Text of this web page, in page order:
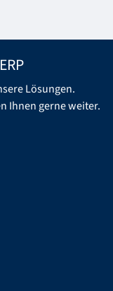
Lösungen.
Ihnen gerne weiter.